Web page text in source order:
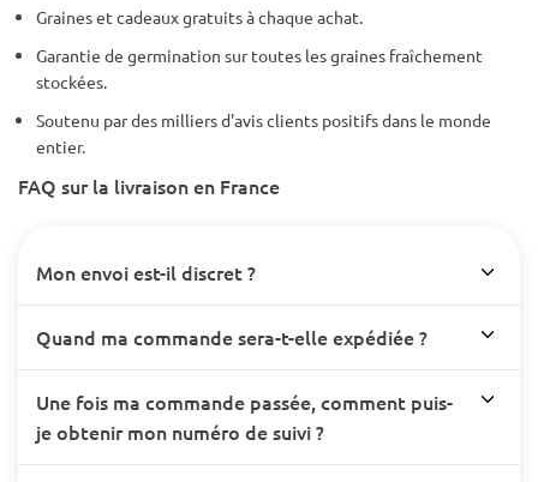
Graines et cadeaux gratuits à chaque achat.
Garantie de germination sur toutes les graines fraîchement
stockées.
Soutenu par des milliers d'avis clients positifs dans le monde
entier.
FAQ sur la livraison en France
Mon envoi est-il discret ?
Quand ma commande sera-t-elle expédiée ?
Une fois ma commande passée, comment puis-
je obtenir mon numéro de suivi ?